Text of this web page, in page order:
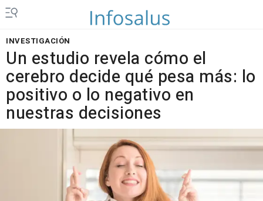
INVESTIGACIÓN
Un estudio revela cómo el
cerebro decide qué pesa más: lo
positivo o lo negativo en
nuestras decisiones